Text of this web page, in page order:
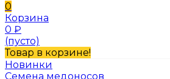
0
Корзина
0 ₽
(пусто)
Товар в корзине!
Новинки
Семена медоносов